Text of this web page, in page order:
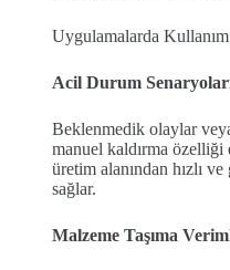
Uygulamalarda
Acil Durum
Beklenmedik olaylar
manuel kaldırma
üretim alanından hızlı
sağlar.
Malzeme Taşıma